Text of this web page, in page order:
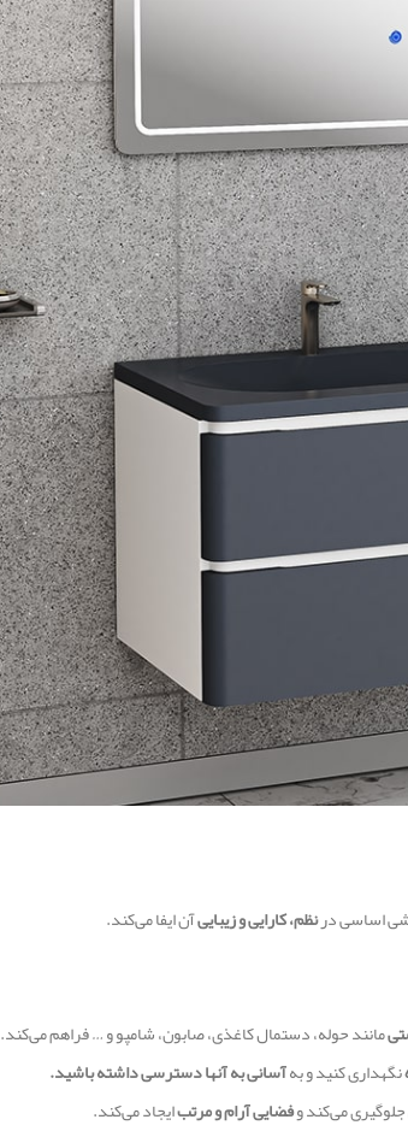
اساسی درنظم، کارایی و زیباییآن ایفا می‌کند.
مانند حوله، دستمال کاغذی، صابون، شامپو و … فراهم می‌کند.
نگهداری کنید و بهآسانی به آنها دسترسی داشته باشید.
می‌کند وفضایی آرام و مرتبایجاد می‌کند.